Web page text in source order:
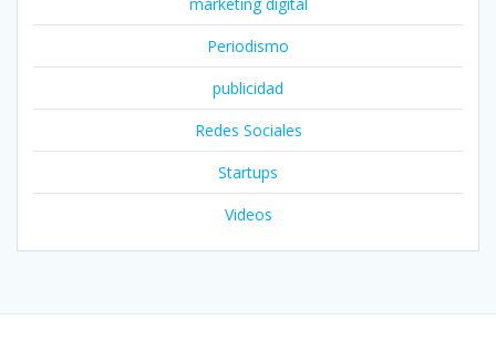
Periodismo
publicidad
Redes Sociales
Startups
Videos